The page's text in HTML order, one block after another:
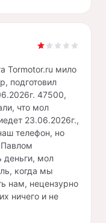
Tormotor.ru мило
подготовил
47500,
что мол
23.06.2026г.,
телефон, но
Павлом
деньги, мол
когда мы
нам, нецензурно
ничего и не